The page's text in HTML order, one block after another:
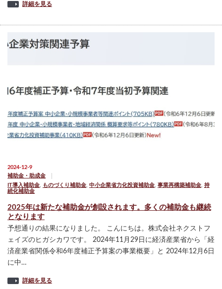
詳細を見る
2024-12-9
補助金・助成金
IT導入補助金
ものづくり補助金 中小企業省力化投資補助金 事業再構築補助金 持
続化補助金
2025年は新たな補助金が創設されます。多くの補助金も継続
となります
予想通りの結果になりました。 こんにちは。株式会社ネクストフ
ェイズのヒガシカワです。 2024年11月29日に経済産業省から「経
済産業省関係令和6年度補正予算案の事業概要」と 2024年12月6日
に中…
詳細を見る